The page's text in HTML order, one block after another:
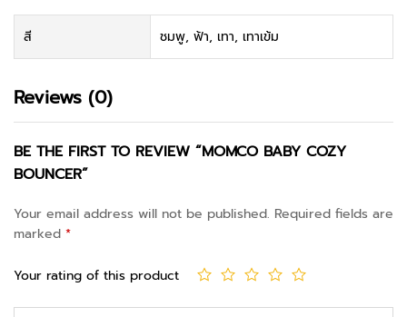
สี ชมพู, ฟ้า, เทา, เทาเข้ม
Reviews (0)
BE THE FIRST TO REVIEW “MOMCO BABY COZY
BOUNCER”
Your email address will not be published. Required fields are
marked *
Your rating of this product